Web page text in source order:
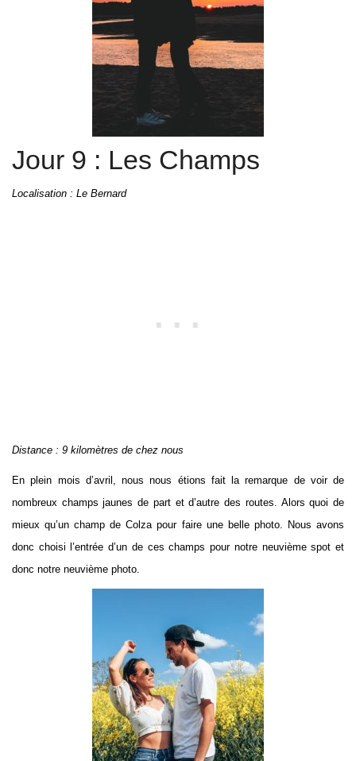
Jour 9 : Les Champs
Localisation : Le Bernard
Distance : 9 kilomètres de chez nous
En plein mois d’avril, nous nous étions fait la remarque de voir de
nombreux champs jaunes de part et d’autre des routes. Alors quoi de
mieux qu’un champ de Colza pour faire une belle photo. Nous avons
donc choisi l’entrée d’un de ces champs pour notre neuvième spot et
donc notre neuvième photo.